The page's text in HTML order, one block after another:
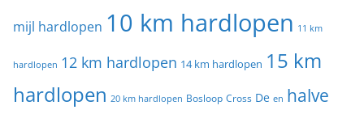
mijl hardlopen 10 km hardlopen 11 km
hardlopen 12 km hardlopen 14 km hardlopen 15 km
hardlopen 20 km hardlopen Bosloop Cross De en halve